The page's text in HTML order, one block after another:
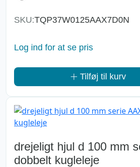
SKU:TQP37W0125AAX7D0N
Log ind for at se pris
Tilføj til kurv
drejeligt hjul d 100 mm
dobbelt kugleleje